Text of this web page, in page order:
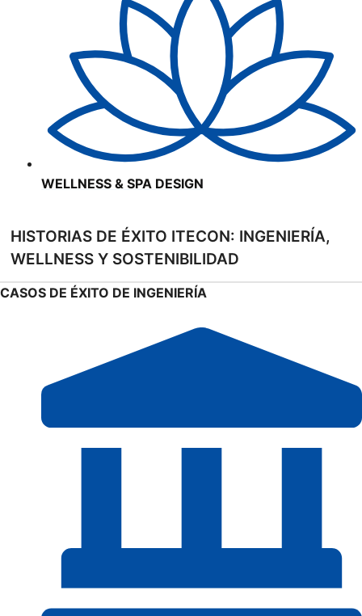
WELLNESS & SPA DESIGN
HISTORIAS DE ÉXITO ITECON: INGENIERÍA,
WELLNESS Y SOSTENIBILIDAD
CASOS DE ÉXITO DE INGENIERÍA